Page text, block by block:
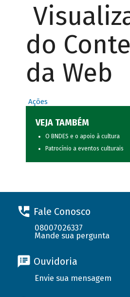
do
da Web
Ações
VEJA TAMBÉM
O BNDES e o apoio à cultura
Patrocínio a eventos culturais
Fale Conosco
08007026337
Mande sua pergunta
Ouvidoria
Envie sua mensagem